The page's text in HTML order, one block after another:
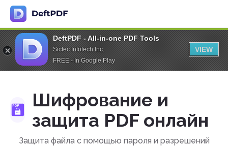
DeftPDF - All-in-one PDF Tools
Sictec Infotech Inc.
FREE - In Google Play
VIEW
Шифрование и
защита PDF онлайн
Защита файла с помощью пароля и разрешений